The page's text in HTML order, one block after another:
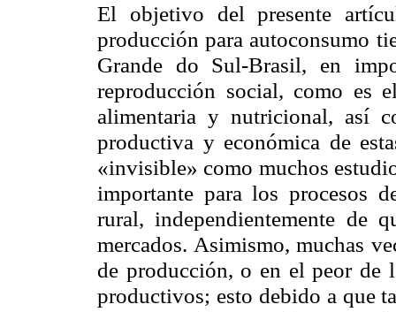
El objetivo del presente
producción para autoconsumo
Grande do Sul-Brasil, en
reproducción social, como es
alimentaria y nutricional, así
productiva y económica de
«invisible» como muchos
importante para los procesos
rural, independientemente de
mercados. Asimismo, muchas
de producción, o en el peor de
productivos; esto debido a que